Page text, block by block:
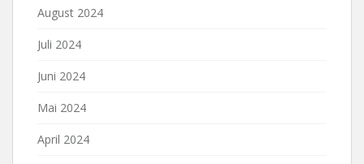
August 2024
Juli 2024
Juni 2024
Mai 2024
April 2024